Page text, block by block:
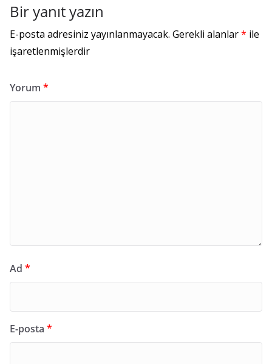
Bir yanıt yazın
E-posta adresiniz yayınlanmayacak. Gerekli alanlar* ile
işaretlenmişlerdir
Yorum *
Ad *
E-posta *